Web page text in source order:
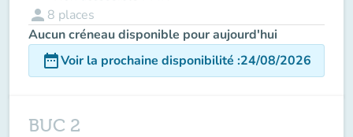
person 8 places
Aucun créneau disponible pour aujourd'hui
date_rangeVoir la prochaine disponibilité :24/08/2026
BUC 2